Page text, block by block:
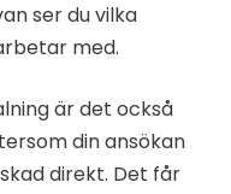
ser du vilka
med.
är det också
din ansökan
direkt. Det får